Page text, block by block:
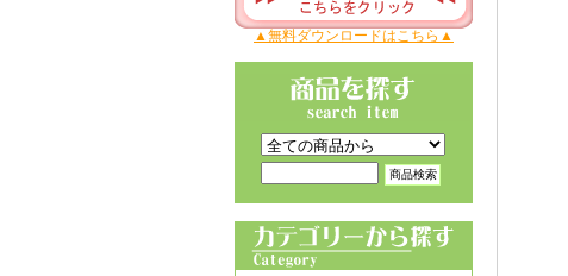
▲無料ダウンロードはこちら▲